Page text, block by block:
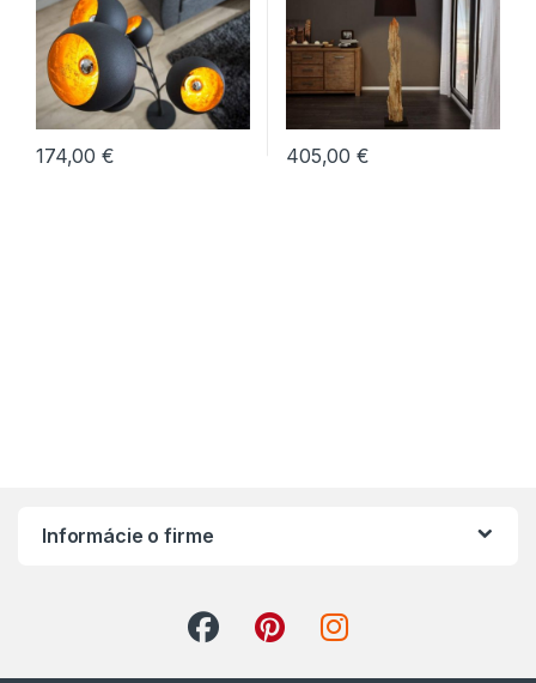
174,00€ 405,00€
Informácie o firme